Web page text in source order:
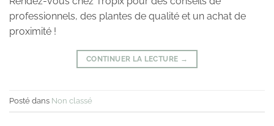
professionnels, des plantes de qualité et un achat de
proximité !
CONTINUER LA LECTURE →
Posté dans Non classé